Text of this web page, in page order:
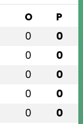
O P
0 0
0 0
0 0
0 0
0 0